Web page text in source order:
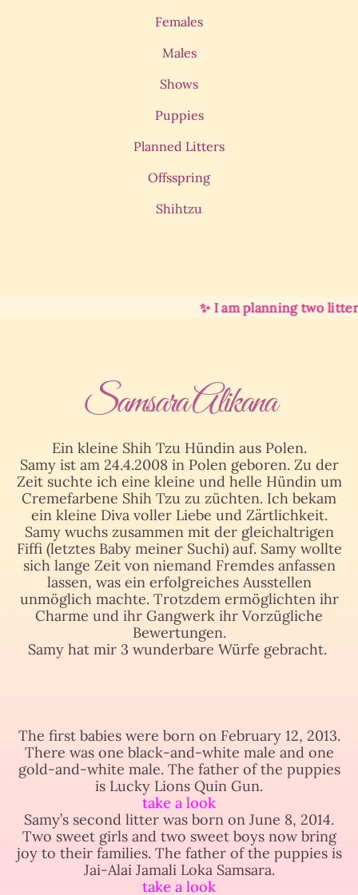
Females
Males
Shows
Puppies
Planned Litters
Offsspring
Shihtzu
✨ I am planning two
Samsara Alikana
Ein kleine Shih Tzu Hündin aus Polen.
Samy ist am 24.4.2008 in Polen geboren. Zu der
Zeit suchte ich eine kleine und helle Hündin um
Cremefarbene Shih Tzu zu züchten. Ich bekam
ein kleine Diva voller Liebe und Zärtlichkeit.
Samy wuchs zusammen mit der gleichaltrigen
Fiffi (letztes Baby meiner Suchi) auf. Samy wollte
sich lange Zeit von niemand Fremdes anfassen
lassen, was ein erfolgreiches Ausstellen
unmöglich machte. Trotzdem ermöglichten ihr
Charme und ihr Gangwerk ihr Vorzügliche
Bewertungen.
Samy hat mir 3 wunderbare Würfe gebracht.
The first babies were born on February 12, 2013.
There was one black-and-white male and one
gold-and-white male. The father of the puppies
is Lucky Lions Quin Gun.
take a look
Samy’s second litter was born on June 8, 2014.
Two sweet girls and two sweet boys now bring
joy to their families. The father of the puppies is
Jai-Alai Jamali Loka Samsara.
take a look